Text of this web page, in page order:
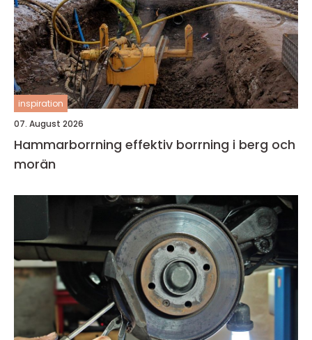
inspiration
07. August 2026
Hammarborrning effektiv borrning i berg och
morän